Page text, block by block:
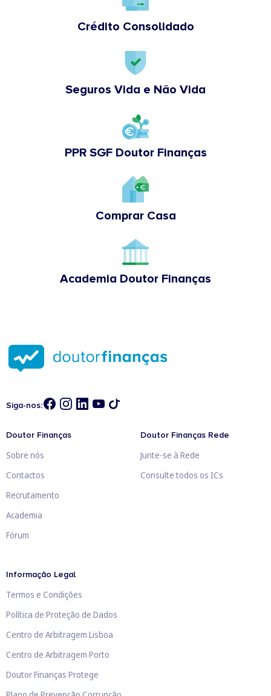
Crédito Consolidado
Seguros Vida e Não Vida
PPR SGF Doutor Finanças
Comprar Casa
Academia Doutor Finanças
Siga-nos:
Doutor Finanças
Sobre nós
Contactos
Recrutamento
Academia
Fórum
Doutor Finanças Rede
Junte-se à Rede
Consulte todos os ICs
Informação Legal
Termos e Condições
Política de Proteção de Dados
Centro de Arbitragem Lisboa
Centro de Arbitragem Porto
Doutor Finanças Protege